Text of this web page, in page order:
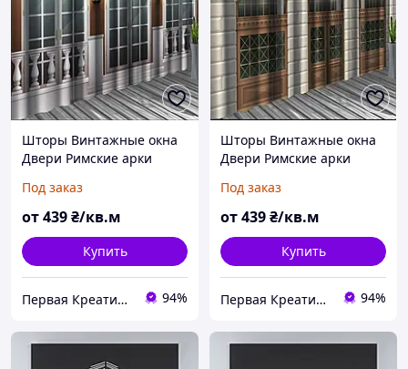
Шторы Винтажные окна
Двери Римские арки
Фотоштора ВСЕ размеры
Под заказ
от439₴/кв.м
Купить
Первая Креативная Мануфактура PERFECTUS - Производство одежды и декора с 3D принтами на заказ 94%
Шторы Винтажные окна
Двери Римские арки
Фотоштора ВСЕ размеры
Под заказ
от439₴/кв.м
Купить
Первая Креативная Мануфактура PERFECTUS - Производство одежды и декора с 3D принтами на заказ 94%